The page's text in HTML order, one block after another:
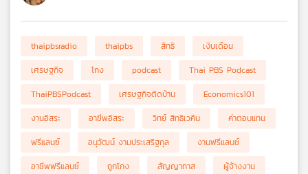
thaipbsradio thaipbs สิทธิ
เงินเดือน
เศรษฐกิจ
โกง podcast
Thai PBS Podcast
ThaiPBSPodcast
เศรษฐกิจติดบ้าน
Economics101
งานอิสระ
อาชีพอิสระ วิทย์ สิทธิเวคิน
ค่าตอบแทน
ฟรีแลนซ์
อนุวัฒน์ งามประเสริฐกุล
งานฟรีแลนซ์
อาชีพฟรีแลนซ์
ถูกโกง สัญญาทาส
ผู้จ้างงาน